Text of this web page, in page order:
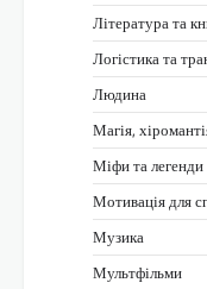
Література та
Логістика та
Людина
Магія,
Міфи та легенди
Мотивація для
Музика
Мультфільми